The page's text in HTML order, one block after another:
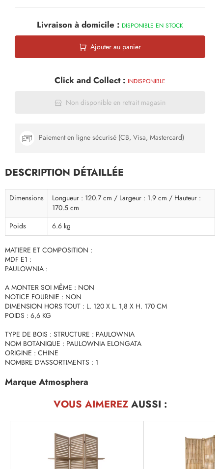
Livraison à domicile : DISPONIBLE EN STOCK
Ajouter au panier
Click and Collect : INDISPONIBLE
Non disponible en retrait magasin
Paiement en ligne sécurisé (CB, Visa, Mastercard)
DESCRIPTION DÉTAILLÉE
Dimensions
Longueur : 120.7 cm / Largeur : 1.9 cm / Hauteur :
170.5 cm
Poids
6.6 kg
MATIERE ET COMPOSITION :
MDF E1 :
PAULOWNIA :
A MONTER SOI MÊME : NON
NOTICE FOURNIE : NON
DIMENSION HORS TOUT : L. 120 X L. 1,8 X H. 170 CM
POIDS : 6,6 KG
TYPE DE BOIS : STRUCTURE : PAULOWNIA
NOM BOTANIQUE : PAULOWNIA ELONGATA
ORIGINE : CHINE
NOMBRE D'ASSORTIMENTS : 1
Marque Atmosphera
VOUS AIMEREZAUSSI :